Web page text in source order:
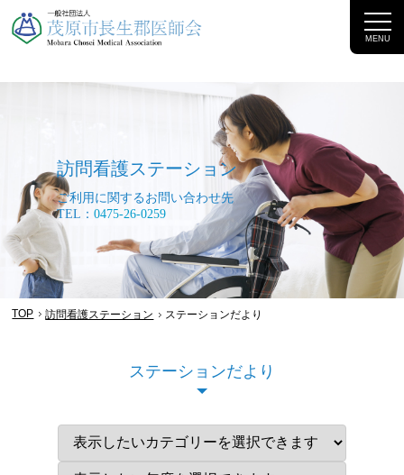
MENU
訪問看護ステーション
ご利用に関するお問い合わせ先
TEL： 0475-26-0259
TOP 訪問看護ステーション ステーションだより
ステーションだより